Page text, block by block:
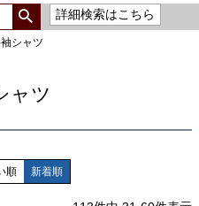
詳細検索はこちら
シャツ
ャツ
順 新着順